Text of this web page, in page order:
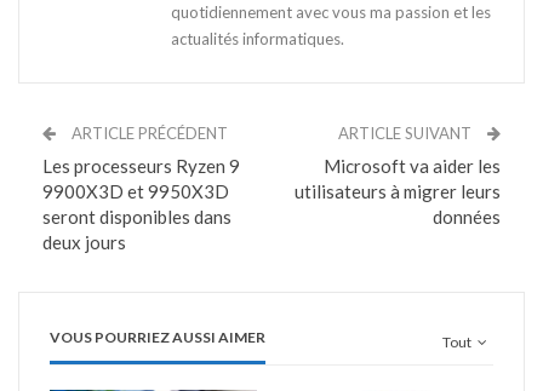
quotidiennement avec vous ma passion et les
actualités informatiques.
ARTICLE PRÉCÉDENT
Les processeurs Ryzen 9
9900X3D et 9950X3D
seront disponibles dans
deux jours
ARTICLE SUIVANT
Microsoft va aider les
utilisateurs à migrer leurs
données
Tout
VOUS POURRIEZ AUSSI AIMER